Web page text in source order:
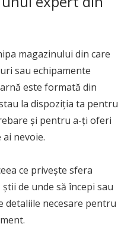
magazinului din care
sau echipamente
este formată din
la dispoziția ta pentru
și pentru a-ți oferi
nevoie.
ce privește sfera
de unde să începi sau
detaliile necesare pentru